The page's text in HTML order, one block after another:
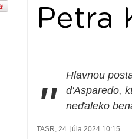
Petra
"
Hlavnou
d'Asparedo,
neďaleko
TASR, 24. júla 2024 10:15